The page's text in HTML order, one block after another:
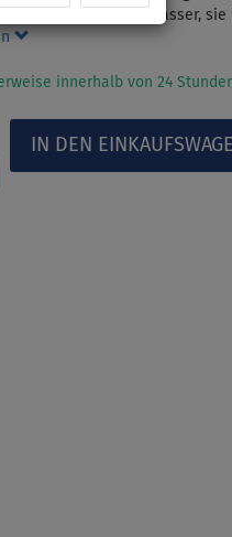
schleift es nicht im Wasser,
innerhalb von 24